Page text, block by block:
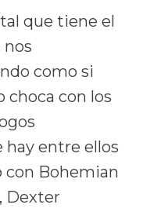
que tiene el
nos
como si
choca con los
entre ellos
con Bohemian
Dexter